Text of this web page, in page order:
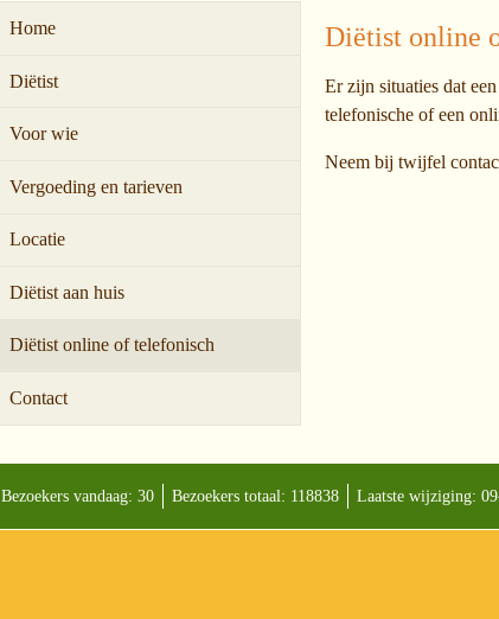
Diëtist online
Er zijn situaties dat
telefonische of een
Neem bij twijfel
Home
Diëtist
Voor wie
Vergoeding en tarieven
Locatie
Diëtist aan huis
Diëtist online of telefonisch
Contact
Bezoekers vandaag: 30 Bezoekers totaal: 118838 Laatste wijziging: